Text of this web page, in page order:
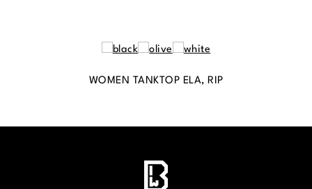
WOMEN TANKTOP ELA, RIP